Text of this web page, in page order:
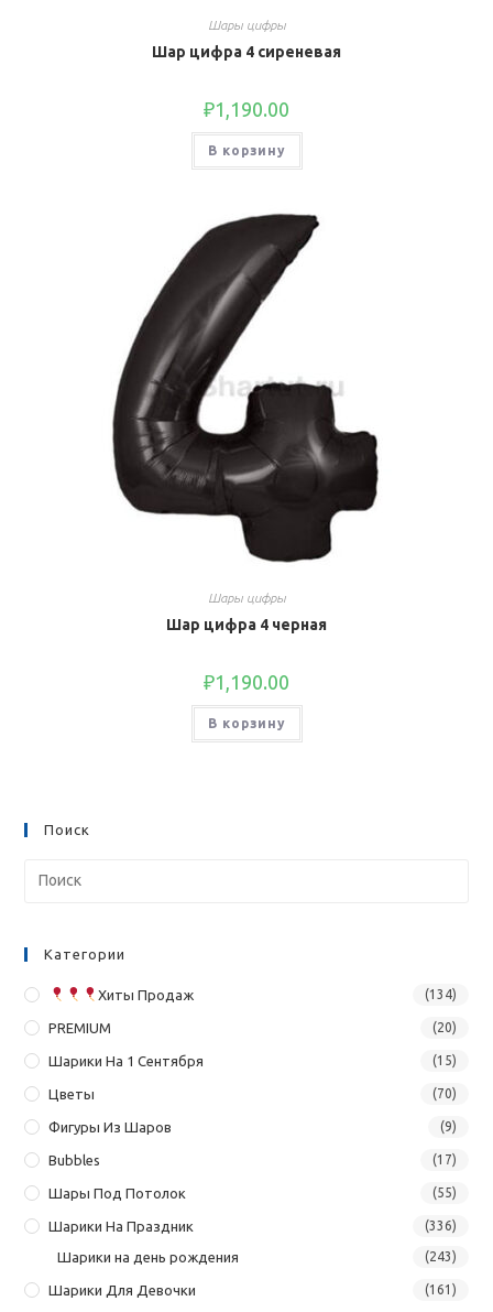
Шары цифры
Шар цифра 4 сиреневая
₽1,190.00
В корзину
Шары цифры
Шар цифра 4 черная
₽1,190.00
В корзину
Поиск
Категории
Хиты Продаж (134)
PREMIUM (20)
Шарики На 1 Сентября (15)
Цветы (70)
Фигуры Из Шаров (9)
Bubbles (17)
Шары Под Потолок (55)
Шарики На Праздник (336)
Шарики на день рождения (243)
Шарики Для Девочки (161)